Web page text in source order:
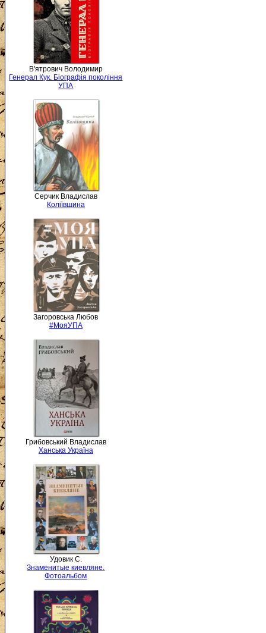
В'ятрович Володимир
Генерал Кук. Біографія покоління
УПА
Серчик Владислав
Коліївщина
Загоровська Любов
#МояУПА
Грибовський Владислав
Ханська Україна
Удовик С.
Знаменитые киевляне.
Фотоальбом